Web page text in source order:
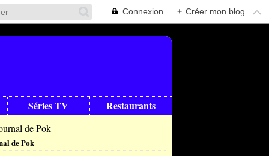
Connexion + Créer mon blog
Séries TV Restaurants
de Pok